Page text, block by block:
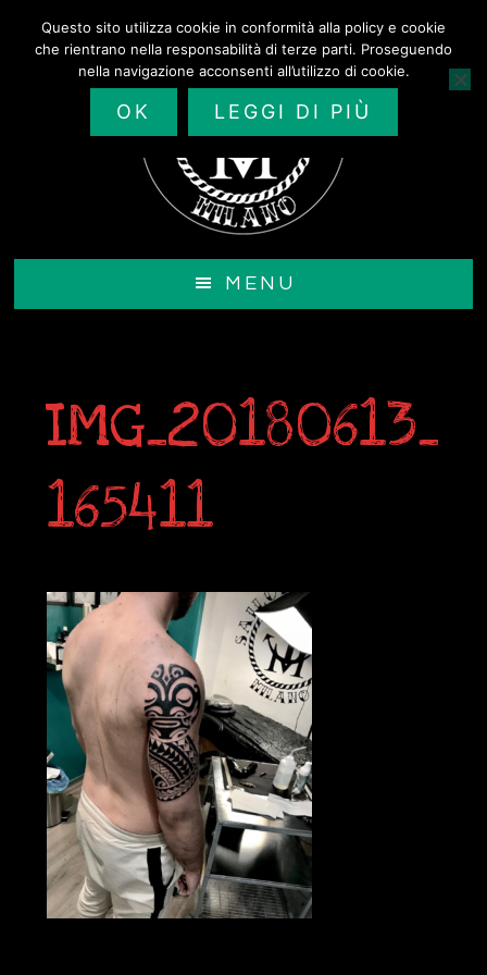
contenuto
MENU
IMG_20180613_
165411
Questo sito utilizza cookie in conformità alla policy e cookie
che rientrano nella responsabilità di terze parti. Proseguendo
nella navigazione acconsenti all’utilizzo di cookie.
OK LEGGI DI PIÙ